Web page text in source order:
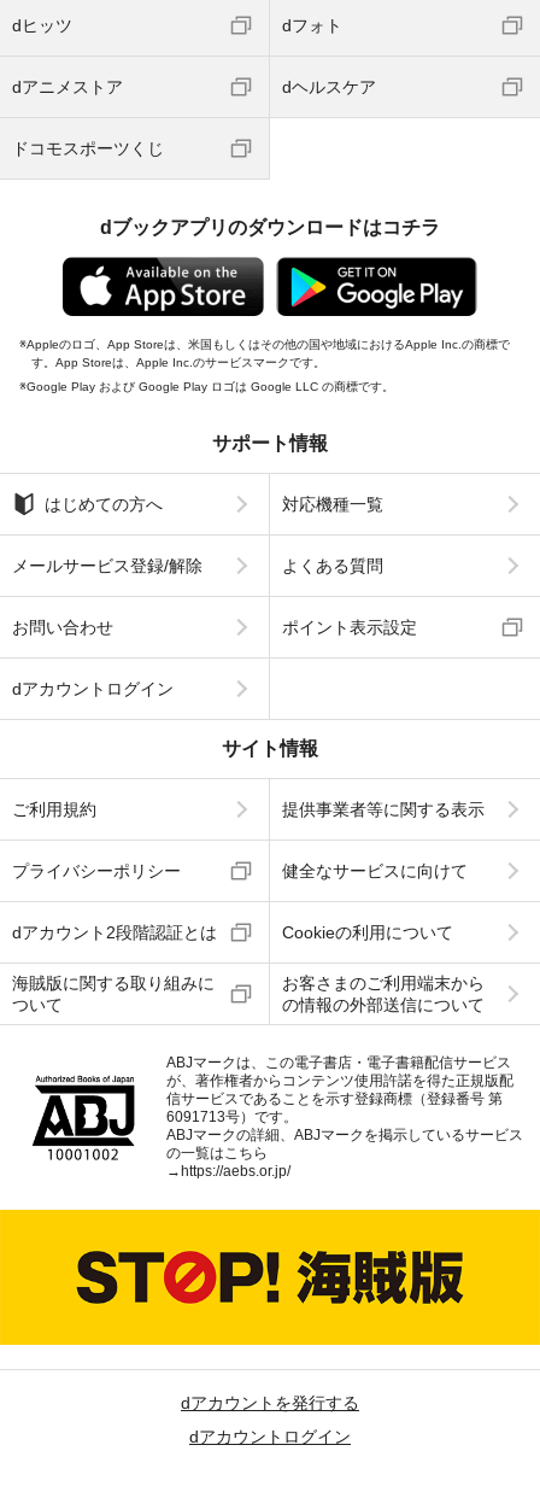
dヒッツ dフォト
dアニメストア dヘルスケア
ドコモスポーツくじ
dブックアプリのダウンロードはコチラ
Appleのロゴ、App Storeは、米国もしくはその他の国や地域におけるApple Inc.の商標で
す。App Storeは、Apple Inc.のサービスマークです。
Google Play および Google Play ロゴは Google LLC の商標です。
サポート情報
はじめての方へ 対応機種一覧
メールサービス登録/解除 よくある質問
お問い合わせ ポイント表示設定
dアカウントログイン
サイト情報
ご利用規約 提供事業者等に関する表示
プライバシーポリシー 健全なサービスに向けて
dアカウント2段階認証とは Cookieの利用について
海賊版に関する取り組みに
ついて
お客さまのご利用端末から
の情報の外部送信について
ABJマークは、この電子書店・電子書籍配信サービス
が、著作権者からコンテンツ使用許諾を得た正規版配
信サービスであることを示す登録商標（登録番号 第
6091713号）です。
ABJマークの詳細、ABJマークを掲示しているサービス
の一覧はこちら
→ https://aebs.or.jp/
dアカウントを発行する
dアカウントログイン